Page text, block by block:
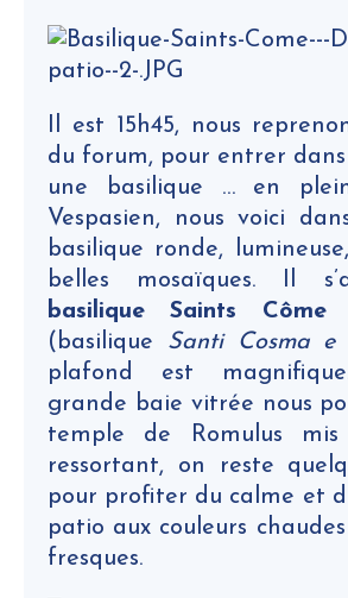
Il est 15h45, nous
du forum, pour entrer
une basilique … en
Vespasien, nous voici
basilique ronde,
belles mosaïques. Il
basilique Saints
(basilique Santi Cosma e
plafond est
grande baie vitrée nous
temple de Romulus
ressortant, on reste
pour profiter du calme et
patio aux couleurs
fresques.